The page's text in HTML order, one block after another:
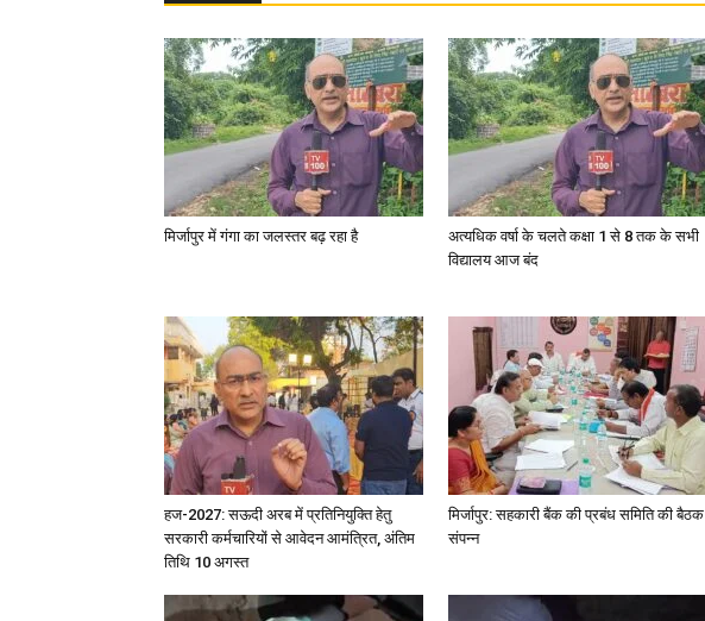
मिर्जापुर में गंगा का जलस्तर बढ़ रहा है
अत्यधिक वर्षा के चलते कक्षा 1 से 8 तक के सभी
विद्यालय आज बंद
हज-2027: सऊदी अरब में प्रतिनियुक्ति हेतु
सरकारी कर्मचारियों से आवेदन आमंत्रित, अंतिम
तिथि 10 अगस्त
मिर्जापुर: सहकारी बैंक की प्रबंध समिति की बैठक
संपन्न